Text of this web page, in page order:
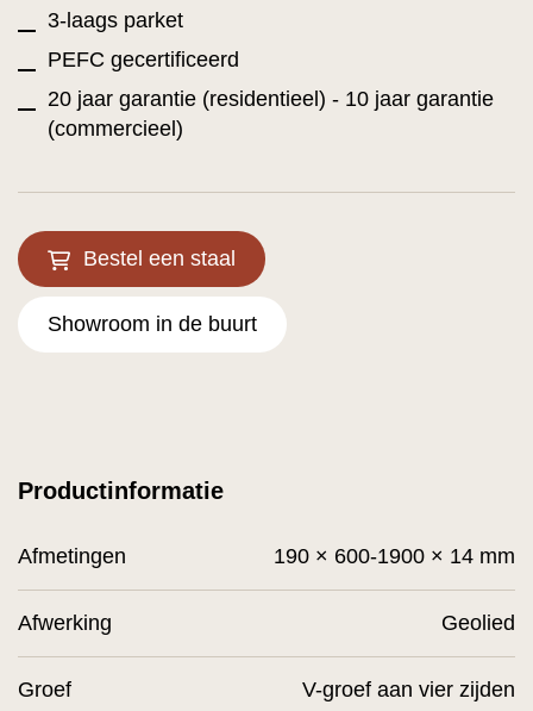
3-laags parket
PEFC gecertificeerd
20 jaar garantie (residentieel) - 10 jaar garantie
(commercieel)
Bestel een staal
Showroom in de buurt
Productinformatie
Afmetingen 190 × 600-1900 × 14 mm
Afwerking Geolied
Groef V-groef aan vier zijden